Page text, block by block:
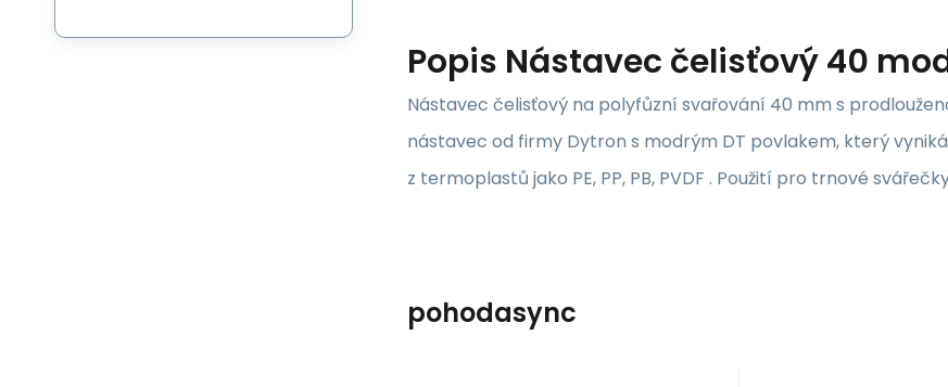
Popis Nástavec čelisťový 40
Nástavec čelisťový na polyfůzní svařování 40 mm s
nástavec od firmy Dytron s modrým DT povlakem, který
z termoplastů jako PE, PP, PB, PVDF . Použití pro trnové
pohodasync